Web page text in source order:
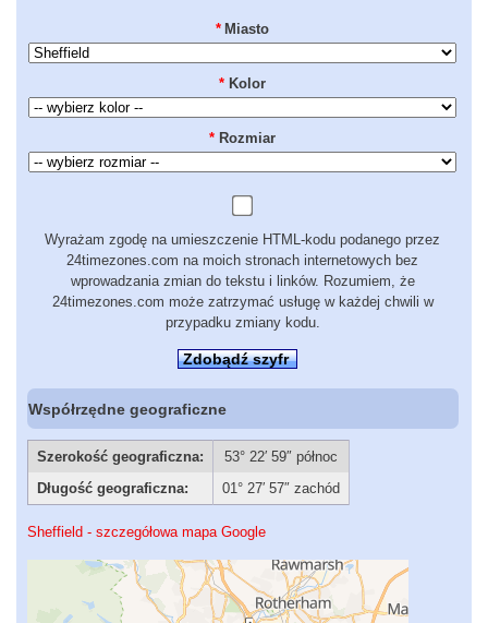
* Miasto
* Kolor
* Rozmiar
Wyrażam zgodę na umieszczenie HTML-kodu podanego przez
24timezones.com na moich stronach internetowych bez
wprowadzania zmian do tekstu i linków. Rozumiem, że
24timezones.com może zatrzymać usługę w każdej chwili w
przypadku zmiany kodu.
Zdobądź szyfr
Współrzędne geograficzne
Szerokość geograficzna:
53° 22′ 59″ północ
Długość geograficzna:
01° 27′ 57″ zachód
Sheffield - szczegółowa mapa Google